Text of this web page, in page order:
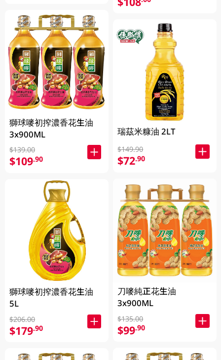
獅球嘜初搾濃香花生油
3x900ML
$139.00
$109.90
獅球嘜初搾濃香花生油
5L
$206.00
$179.90
瑞茲米糠油 2LT
$149.90
$72.90
刀嘜純正花生油
3x900ML
$135.00
$99.90